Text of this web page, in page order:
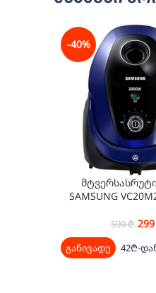
-40%
SAMSUNG
500₾ 299
განივადე 42₾-